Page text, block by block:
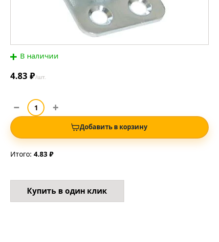
В наличии
4.83 ₽/шт.
Добавить в корзину
Итого: 4.83 ₽
Купить в один клик